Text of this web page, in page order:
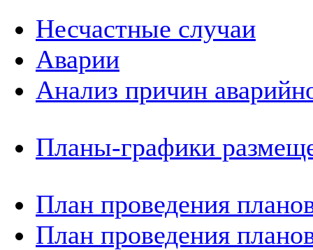
Несчастные случаи
Аварии
Анализ причин
Планы-графики
План проведения
План проведения